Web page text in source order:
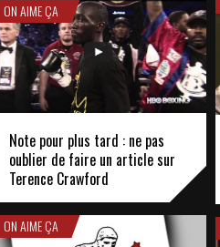
ON AIME ÇA
Note pour plus tard : ne pas
oublier de faire un article sur
Terence Crawford
ON AIME ÇA